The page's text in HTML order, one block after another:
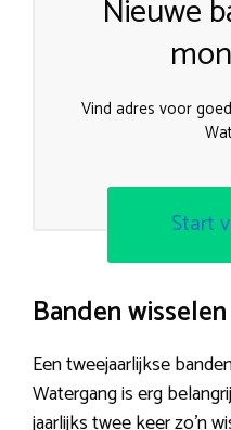
Nieuwe
Vind adres voor
Start
Banden
Een tweejaarlijkse
Watergang is erg
jaarlijks twee keer zo’n